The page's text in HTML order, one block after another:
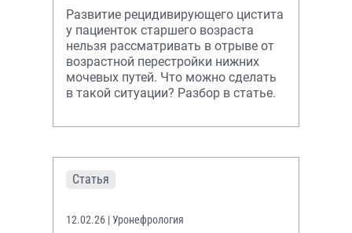
пациенток старшего возраста
Развитие рецидивирующего цистита
у пациенток старшего возраста
нельзя рассматривать в отрыве от
возрастной перестройки нижних
мочевых путей. Что можно сделать
в такой ситуации? Разбор в статье.
Статья
12.02.26 | Уронефрология